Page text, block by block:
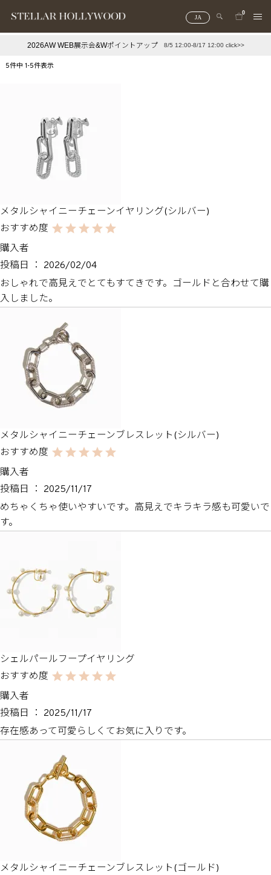
JA
0
2026AW WEB展示会&Wポイントアップ 8/5 12:00-8/17 12:00 click>>
5件中 1-5件表示
メタルシャイニーチェーンイヤリング(シルバー)
購入者
投稿日
2026/02/04
おしゃれで高見えでとてもすてきです。ゴールドと合わせて購
入しました。
メタルシャイニーチェーンブレスレット(シルバー)
購入者
投稿日
2025/11/17
めちゃくちゃ使いやすいです。高見えでキラキラ感も可愛いで
す。
シェルパールフープイヤリング
購入者
投稿日
2025/11/17
存在感あって可愛らしくてお気に入りです。
メタルシャイニーチェーンブレスレット(ゴールド)